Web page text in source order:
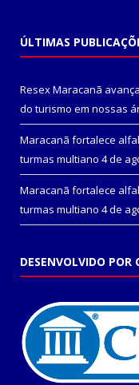
ÚLTIMAS
Resex Maracanã
do turismo em nossas
Maracanã fortalece
turmas multiano 4 de
Maracanã fortalece
turmas multiano 4 de
DESENVOLVIDO POR